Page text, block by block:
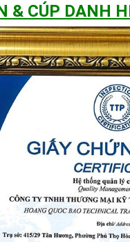
& CÚP DANH